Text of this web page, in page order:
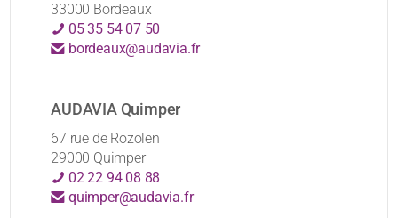
33000 Bordeaux
05 35 54 07 50
bordeaux@audavia.fr
AUDAVIA Quimper
67 rue de Rozolen
29000 Quimper
02 22 94 08 88
quimper@audavia.fr